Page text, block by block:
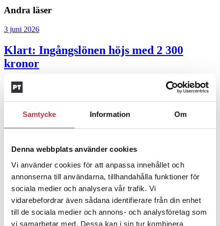
Samtycke Information Om
Denna webbplats använder cookies
Vi använder cookies för att anpassa innehållet och
annonserna till användarna, tillhandahålla funktioner för
sociala medier och analysera vår trafik. Vi
vidarebefordrar även sådana identifierare från din enhet
till de sociala medier och annons- och analysföretag som
vi samarbetar med. Dessa kan i sin tur kombinera
Andra läser
3 juni 2026
Klart: Ingångslönen höjs med 2 300
kronor
4 juni 2026
Insändare:Miljoner i sjön –
polisaspiranter underkänns på
godtyckliga grunder
1 juni 2026
Jens Mårtensson:Snart 20 år i tjänst – nu
ska han lära sig grunderna
4 juni 2026